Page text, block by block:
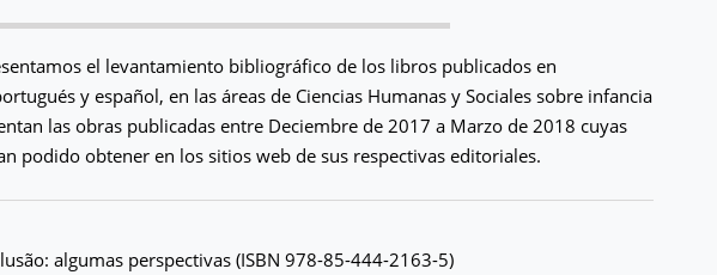
el levantamiento bibliográfico de los libros publicados en
y español, en las áreas de Ciencias Humanas y Sociales sobre infancia
las obras publicadas entre Deciembre de 2017 a Marzo de 2018 cuyas
podido obtener en los sitios web de sus respectivas editoriales.
algumas perspectivas (ISBN 978-85-444-2163-5)